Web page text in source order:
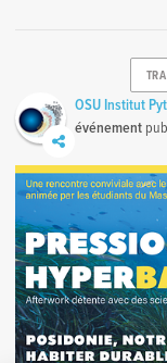
OSU Institut
événement